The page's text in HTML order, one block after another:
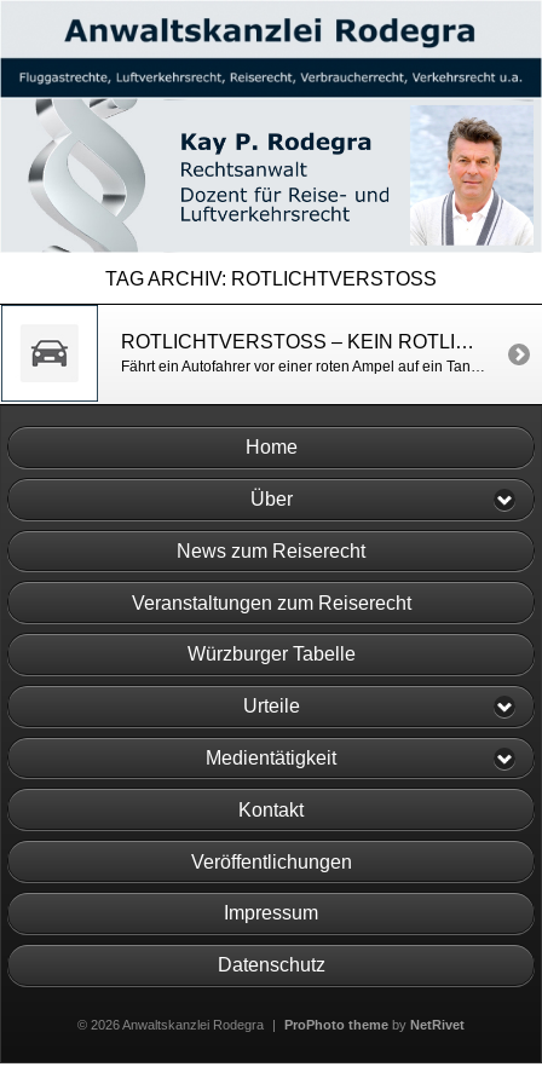
TAG ARCHIV: ROTLICHTVERSTOSS
ROTLICHTVERSTOSS – KEIN ROTLICHTVERSTOSS BEIM UMFAHREN ÜBER EIN TANKSTELLENGELÄNDE
Fährt ein Autofahrer vor einer roten Ampel auf ein Tankstellengelände, um so über die Tankstelle die rote Ampel zu umfahren, d.h. er biegt nach der Ampel wieder auf die Fahrbahn ein, begeht er keinen Rotlichtverstoß. OLG Hamm v. 2.7.2013, Az. 1 RBs 98/13
Home
Über
News zum Reiserecht
Veranstaltungen zum Reiserecht
Würzburger Tabelle
Urteile
Medientätigkeit
Kontakt
Veröffentlichungen
Impressum
Datenschutz
© 2026 Anwaltskanzlei Rodegra | ProPhoto themeby NetRivet